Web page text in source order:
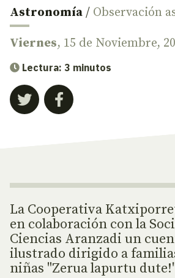
Astronomía / Observación
Viernes, 15 de Noviembre,
Lectura: 3 minutos
La Cooperativa
en colaboración con la
Ciencias Aranzadi un
ilustrado dirigido a
niñas "Zerua lapurtu